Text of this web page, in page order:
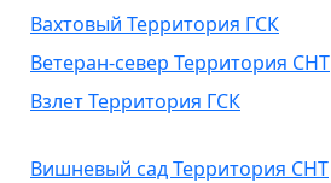
Вахтовый Территория ГСК
Ветеран-север Территория СНТ
Взлет Территория ГСК
Вишневый сад Территория СНТ